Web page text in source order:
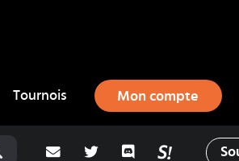
Tournois Mon compte
adresse email
Twitter DiscordLa Salty